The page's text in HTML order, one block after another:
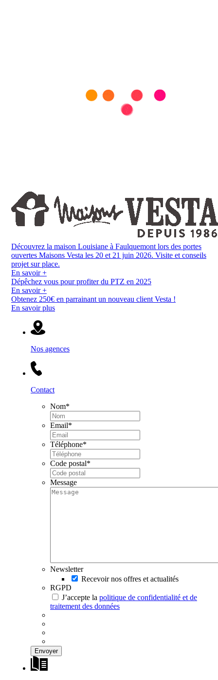
Découvrez la maison Louisiane à Faulquemont lors des portes
ouvertes Maisons Vesta les 20 et 21 juin 2026. Visite et conseils
projet sur place.
En savoir +
Dépêchez vous pour profiter du PTZ en 2025
En savoir +
Obtenez 250€ en parrainant un nouveau client Vesta !
En savoir plus
Nos agences
Contact
Nom*
Email*
Téléphone*
Code postal*
Message
Newsletter
Recevoir nos offres et actualités
RGPD
J’accepte la politique de confidentialité et de
traitement des données